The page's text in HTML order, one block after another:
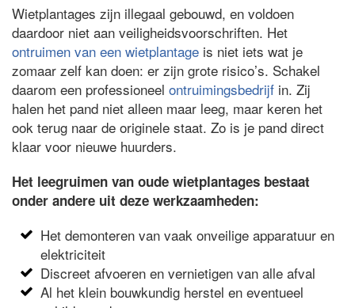
Wietplantages zijn illegaal gebouwd, en voldoen
daardoor niet aan veiligheidsvoorschriften. Het
ontruimen van een wietplantage is niet iets wat je
zomaar zelf kan doen: er zijn grote risico’s. Schakel
daarom een professioneel ontruimingsbedrijf in. Zij
halen het pand niet alleen maar leeg, maar keren het
ook terug naar de originele staat. Zo is je pand direct
klaar voor nieuwe huurders.
Het leegruimen van oude wietplantages bestaat
onder andere uit deze werkzaamheden:
Het demonteren van vaak onveilige apparatuur en
elektriciteit
Discreet afvoeren en vernietigen van alle afval
Al het klein bouwkundig herstel en eventueel